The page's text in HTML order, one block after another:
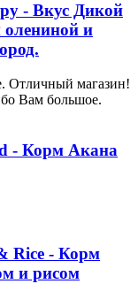
- Вкус Дикой
олениной и
Отличный магазин!
Вам большое.
- Корм Акана
Rice - Корм
и рисом